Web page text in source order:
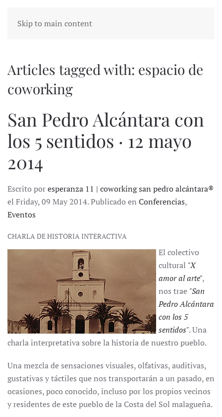
Skip to main content
Articles tagged with: espacio de
coworking
San Pedro Alcántara con
los 5 sentidos · 12 mayo
2014
Escrito poresperanza 11 | coworking san pedro alcántara®
el Friday, 09 May 2014. Publicado en Conferencias,
Eventos
CHARLA DE HISTORIA INTERACTIVA
El colectivo
cultural "X
amor al arte",
nos trae "San
Pedro Alcántara
con los 5
sentidos". Una
charla interpretativa sobre la historia de nuestro pueblo.
Una mezcla de sensaciones visuales, olfativas, auditivas,
gustativas y táctiles que nos transportarán a un pasado, en
ocasiones, poco conocido, incluso por los propios vecinos
y residentes de este pueblo de la Costa del Sol malagueña.